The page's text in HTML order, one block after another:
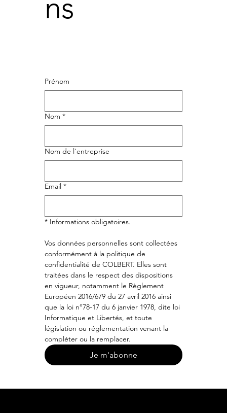
ns
Prénom
Nom *
Nom de l'entreprise
Email *
* Informations obligatoires.
Vos données personnelles sont collectées
conformément à la politique de
confidentialité de COLBERT. Elles sont
traitées dans le respect des dispositions
en vigueur, notamment le Règlement
Européen 2016/679 du 27 avril 2016 ainsi
que la loi n°78-17 du 6 janvier 1978, dite loi
Informatique et Libertés, et toute
législation ou réglementation venant la
compléter ou la remplacer.
Je m'abonne